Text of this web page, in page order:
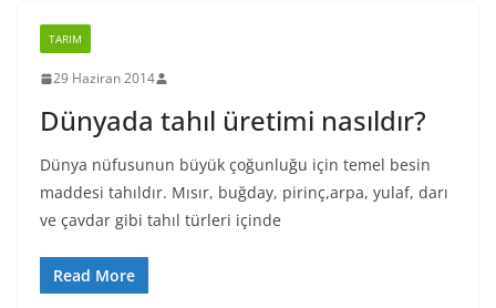
TARIM
29 Haziran 2014
Dünyada tahıl üretimi nasıldır?
Dünya nüfusunun büyük çoğunluğu için temel besin
maddesi tahıldır. Mısır, buğday, pirinç,arpa, yulaf, darı
ve çavdar gibi tahıl türleri içinde
Read More